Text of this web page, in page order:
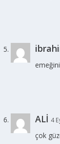
ALİ 4
çok